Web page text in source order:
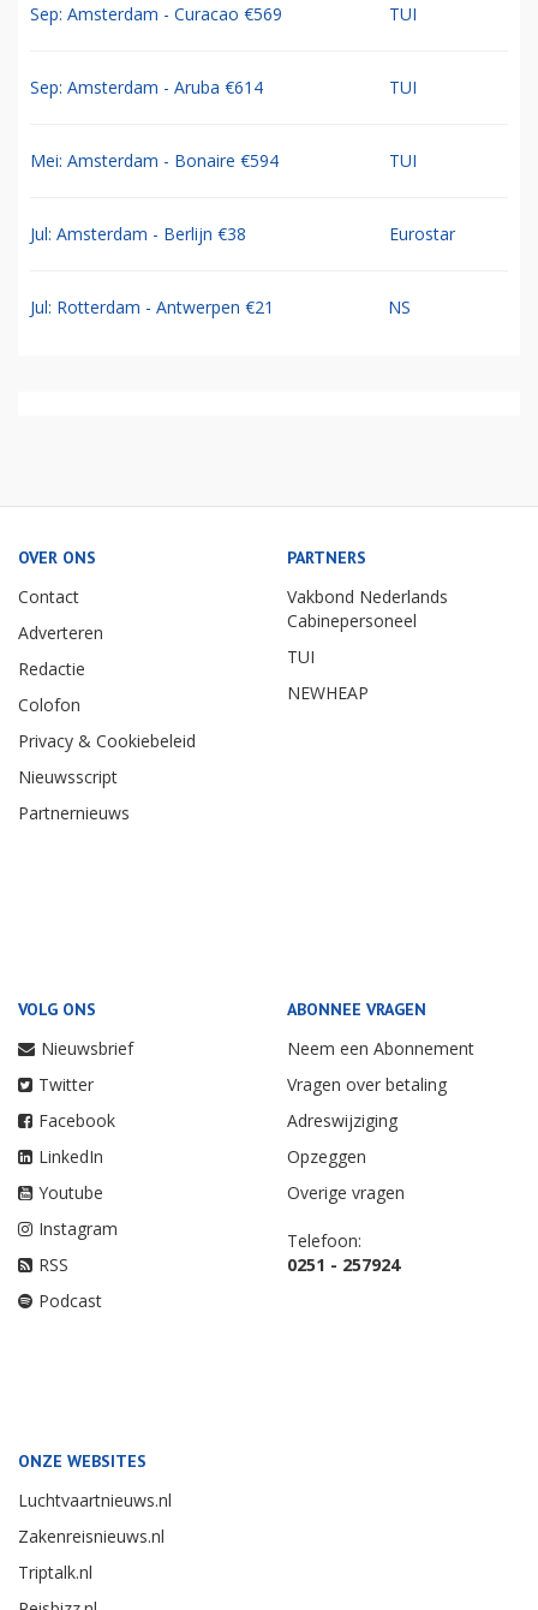
Sep: Amsterdam - Curacao €569 TUI
Sep: Amsterdam - Aruba €614 TUI
Mei: Amsterdam - Bonaire €594 TUI
Jul: Amsterdam - Berlijn €38 Eurostar
Jul: Rotterdam - Antwerpen €21 NS
OVER ONS
Contact
Adverteren
Redactie
Colofon
Privacy & Cookiebeleid
Nieuwsscript
Partnernieuws
PARTNERS
Vakbond Nederlands
Cabinepersoneel
TUI
NEWHEAP
VOLG ONS
Nieuwsbrief
Twitter
Facebook
LinkedIn
Youtube
Instagram
RSS
Podcast
ABONNEE VRAGEN
Neem een Abonnement
Vragen over betaling
Adreswijziging
Opzeggen
Overige vragen
Telefoon:
0251 - 257924
ONZE WEBSITES
Luchtvaartnieuws.nl
Zakenreisnieuws.nl
Triptalk.nl